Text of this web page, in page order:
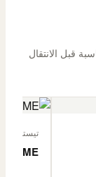
قبل الانتقال
تيستر زيت